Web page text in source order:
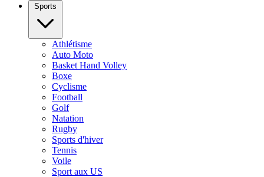
Sports
Athlétisme
Auto Moto
Basket Hand Volley
Boxe
Cyclisme
Football
Golf
Natation
Rugby
Sports d'hiver
Tennis
Voile
Sport aux US